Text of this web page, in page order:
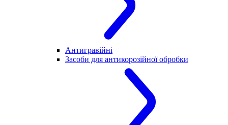
Антигравійні
Засоби для антикорозійної обробки